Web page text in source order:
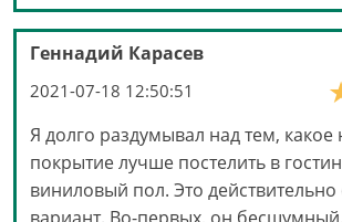
Геннадий Карасев
2021-07-18 12:50:51
Я долго раздумывал над тем,
покрытие лучше постелить в
виниловый пол. Это